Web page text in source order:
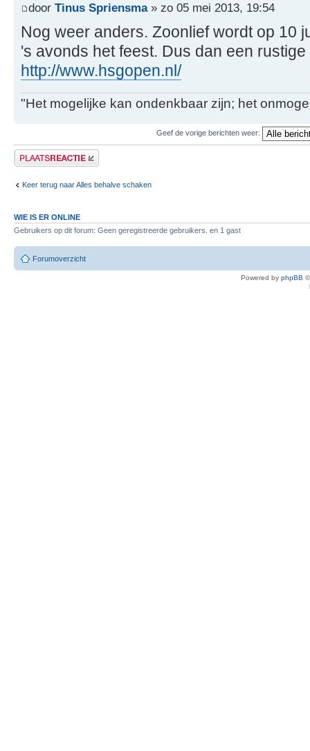
door Tinus Spriensma» zo 05 mei 2013, 19:54
Nog weer anders. Zoonlief wordt op 10
's avonds het feest. Dus dan een
http://www.hsgopen.nl/
"Het mogelijke kan ondenkbaar zijn; het
Geef de vorige berichten weer:
Plaats een reactie
Keer terug naar Alles behalve schaken
WIE IS ER ONLINE
Gebruikers op dit forum: Geen geregistreerde gebruikers. en 1 gast
Forumoverzicht
Powered by phpBB